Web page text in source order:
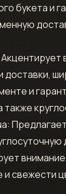
букета и
доставки,
и
также
и свежести